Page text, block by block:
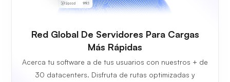
Red Global De Servidores Para Cargas
Más Rápidas
Acerca tu software a de tus usuarios con nuestros + de
30 datacenters. Disfruta de rutas optimizadas y